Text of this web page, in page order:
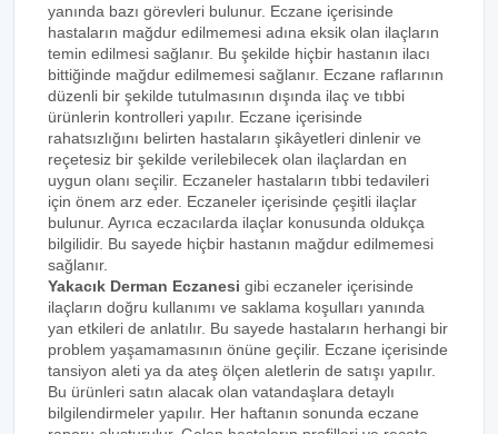
yanında bazı görevleri bulunur. Eczane içerisinde
hastaların mağdur edilmemesi adına eksik olan ilaçların
temin edilmesi sağlanır. Bu şekilde hiçbir hastanın ilacı
bittiğinde mağdur edilmemesi sağlanır. Eczane raflarının
düzenli bir şekilde tutulmasının dışında ilaç ve tıbbi
ürünlerin kontrolleri yapılır. Eczane içerisinde
rahatsızlığını belirten hastaların şikâyetleri dinlenir ve
reçetesiz bir şekilde verilebilecek olan ilaçlardan en
uygun olanı seçilir. Eczaneler hastaların tıbbi tedavileri
için önem arz eder. Eczaneler içerisinde çeşitli ilaçlar
bulunur. Ayrıca eczacılarda ilaçlar konusunda oldukça
bilgilidir. Bu sayede hiçbir hastanın mağdur edilmemesi
sağlanır.
Yakacık Derman Eczanesi gibi eczaneler içerisinde
ilaçların doğru kullanımı ve saklama koşulları yanında
yan etkileri de anlatılır. Bu sayede hastaların herhangi bir
problem yaşamamasının önüne geçilir. Eczane içerisinde
tansiyon aleti ya da ateş ölçen aletlerin de satışı yapılır.
Bu ürünleri satın alacak olan vatandaşlara detaylı
bilgilendirmeler yapılır. Her haftanın sonunda eczane